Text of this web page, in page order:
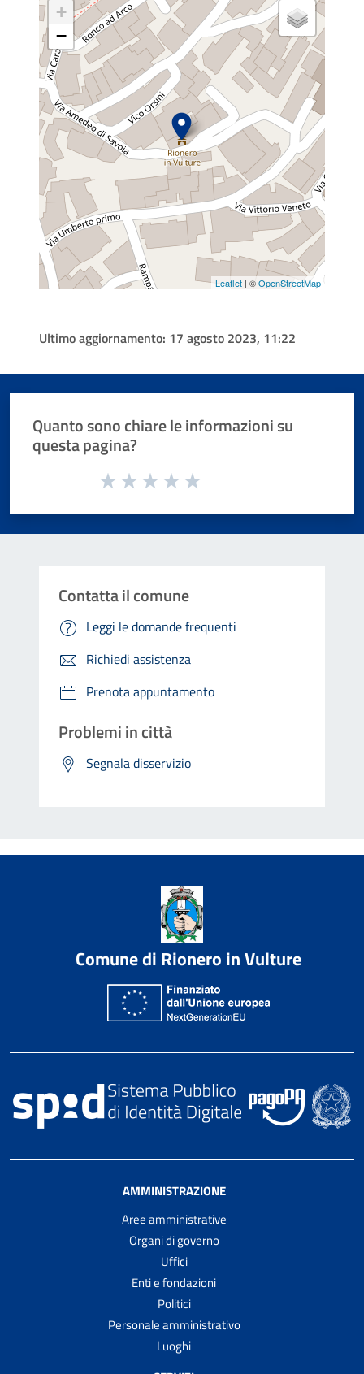
+
−
Leaflet | ©OpenStreetMap
Ultimo aggiornamento: 17 agosto 2023, 11:22
Quanto sono chiare le informazioni su
questa pagina?
Valuta da 1 a 5 stelle la pagina
Contatta il comune
Leggi le domande frequenti
Richiedi assistenza
Prenota appuntamento
Problemi in città
Segnala disservizio
Comune di Rionero in Vulture
AMMINISTRAZIONE
Aree amministrative
Organi di governo
Uffici
Enti e fondazioni
Politici
Personale amministrativo
Luoghi